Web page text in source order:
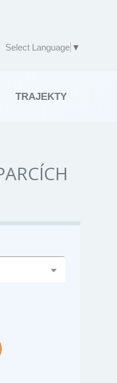
TRAJEKTY
Select Language ▼